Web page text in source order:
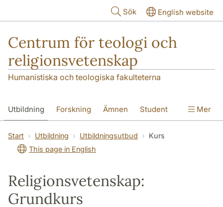
Sök English website
Centrum för teologi och
religionsvetenskap
Humanistiska och teologiska fakulteterna
Utbildning Forskning Ämnen Student
Institutionen
Mer
Start Utbildning Utbildningsutbud
Kurs
This page in English
Religionsvetenskap:
Grundkurs